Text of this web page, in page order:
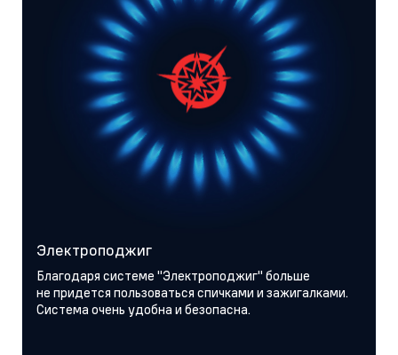
Электроподжиг
Благодаря системе "Электроподжиг" больше
не придется пользоваться спичками и зажигалками.
Система очень удобна и безопасна.